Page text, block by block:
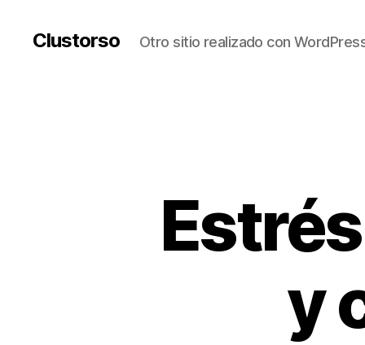
Clustorso Otro sitio realizado con
y